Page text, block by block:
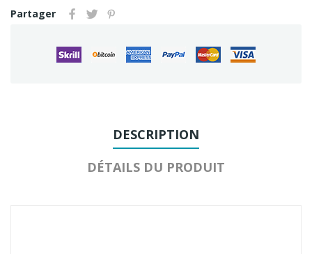
Partager
DESCRIPTION
DÉTAILS DU PRODUIT